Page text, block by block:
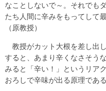
なことしないで～。それでも
たち人間に辛みをもってして
（原教授）
教授がカット大根を差し出
すると、あまり辛くなさそう
みると「辛い！」というリア
おろしで辛味が出る原理である